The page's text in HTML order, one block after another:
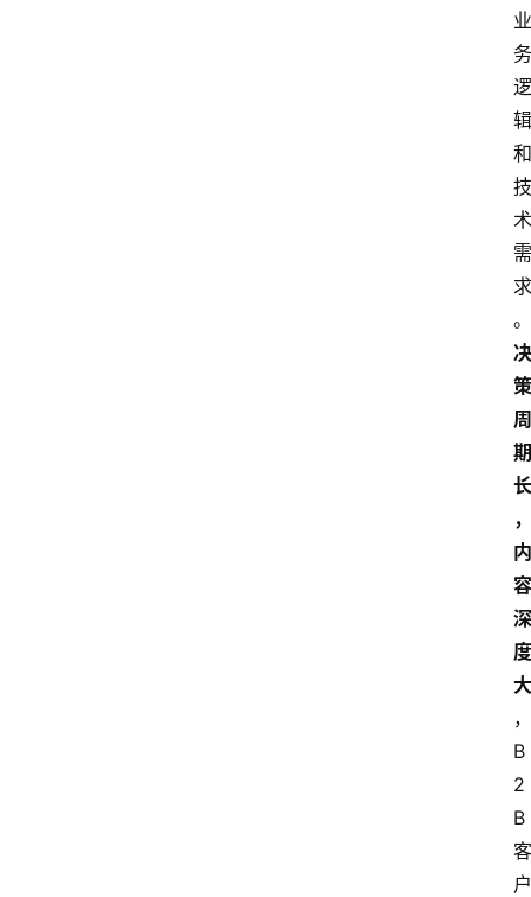
业
务
逻
辑
和
技
术
需
求
。
决
策
周
期
长
，
内
容
深
度
大
，
B
2
B
客
户